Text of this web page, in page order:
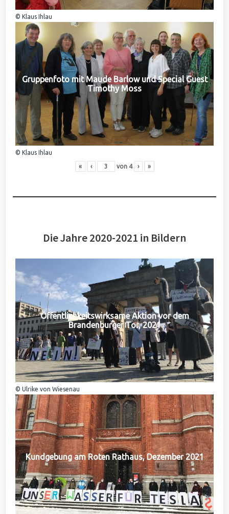
© Klaus Ihlau
Gruppenfoto mit Maude Barlow und Special Guest
Timothy Moss
© Klaus Ihlau
« ‹ von 4 › »
Die Jahre 2020-2021 in Bildern
Öffentlichkeitswirksame Aktion vor dem
Brandenburger Tor, 2021
© Ulrike von Wiesenau
Kundgebung am Roten Rathaus, Dezember 2021